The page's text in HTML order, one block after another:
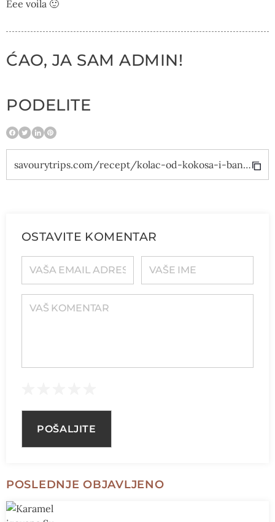
Eee voila 🙂
ĆAO, JA SAM ADMIN!
PODELITE
savourytrips.com/recept/kolac-od-kokosa-i-banane/
OSTAVITE KOMENTAR
POSLEDNJE OBJAVLJENO